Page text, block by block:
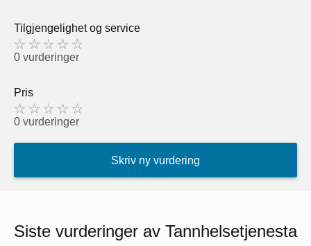
Tilgjengelighet og service
0 vurderinger
Pris
0 vurderinger
Skriv ny vurdering
Siste vurderinger av Tannhelsetjenesta